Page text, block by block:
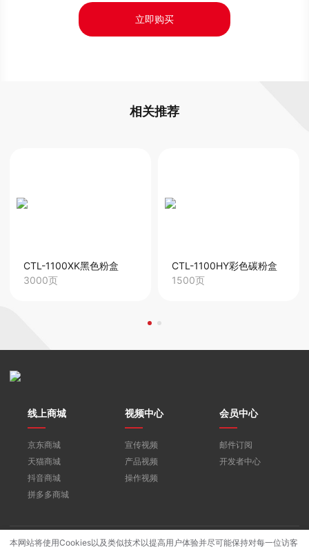
立即购买
相关推荐
CTL-1100XK黑色粉盒
3000页
CTL-1100HY彩色碳粉盒
1500页
线上商城
京东商城
天猫商城
抖音商城
拼多多商城
视频中心
宣传视频
产品视频
操作视频
会员中心
邮件订阅
开发者中心
版权所有©2021珠海奔图打印科技有限公司. 粤公网安备44049002000508
本网站将使用Cookies以及类似技术以提高用户体验并尽可能保持对每一位访客